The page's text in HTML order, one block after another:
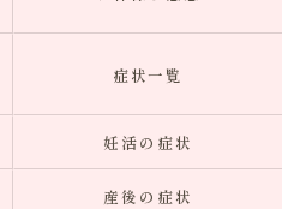
症状一覧
妊活の症状
産後の症状